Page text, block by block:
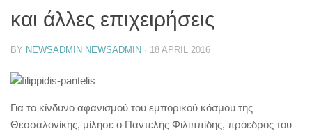
και άλλες επιχειρήσεις
BY NEWSADMIN NEWSADMIN · 18 APRIL 2016
Για το κίνδυνο αφανισμού του εμπορικού κόσμου της
Θεσσαλονίκης, μίλησε ο Παντελής Φιλιππίδης, πρόεδρος του